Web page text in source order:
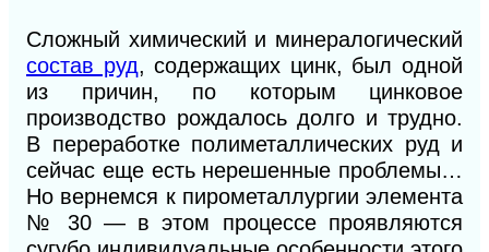
Сложный химический и минералогический
состав руд, содержащих цинк, был одной
из причин, по которым цинковое
производство рождалось долго и трудно.
В переработке полиметаллических руд и
сейчас еще есть нерешенные проблемы…
Но вернемся к пирометаллургии элемента
№ 30 — в этом процессе проявляются